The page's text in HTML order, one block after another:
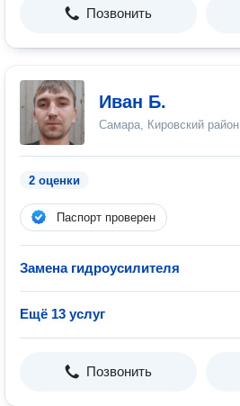
Позвонить
Иван Б.
Самара, Кировский район
2 оценки
Паспорт проверен
Замена гидроусилителя
Ещё 13 услуг
Позвонить